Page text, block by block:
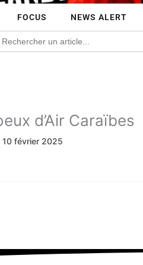
FOCUS NEWS ALERT
d’Air Caraïbes
10 février 2025